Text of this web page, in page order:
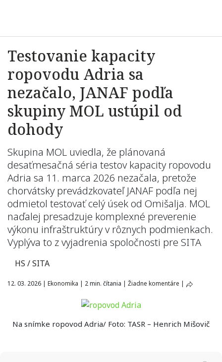
Testovanie kapacity
ropovodu Adria sa
nezačalo, JANAF podľa
skupiny MOL ustúpil od
dohody
Skupina MOL uviedla, že plánovaná
desaťmesačná séria testov kapacity ropovodu
Adria sa 11. marca 2026 nezačala, pretože
chorvátsky prevádzkovateľ JANAF podľa nej
odmietol testovať celý úsek od Omišalja. MOL
naďalej presadzuje komplexné preverenie
výkonu infraštruktúry v rôznych podmienkach.
Vyplýva to z vyjadrenia spoločnosti pre SITA
HS / SITA
12. 03. 2026 | Ekonomika | 2 min. čítania | Žiadne komentáre |
Na snímke ropovod Adria/ Foto: TASR – Henrich Mišovič